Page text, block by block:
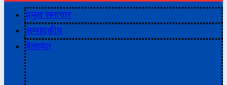
प्रमुख समाचार
सम्पादकीय
बेलायत